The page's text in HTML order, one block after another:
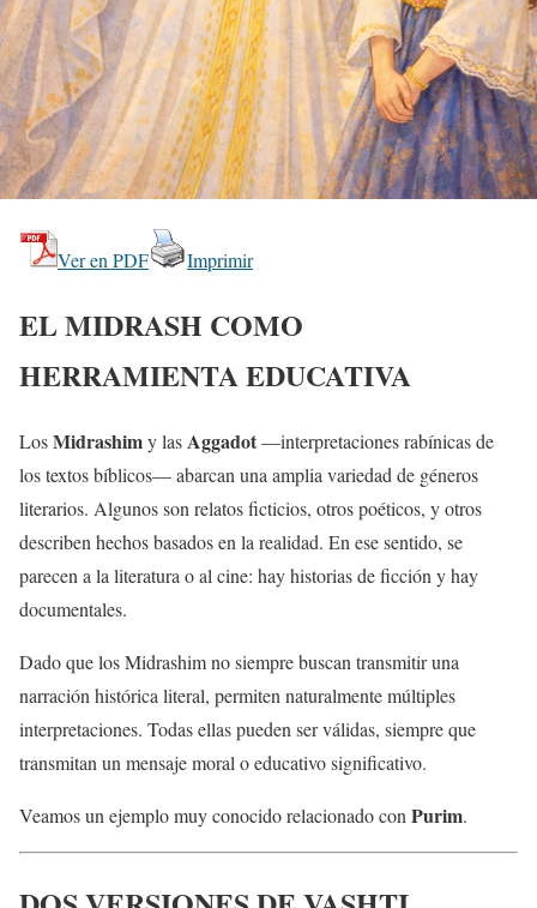
Ver en PDF Imprimir
EL MIDRASH COMO
HERRAMIENTA EDUCATIVA
LosMidrashimy lasAggadot—interpretaciones rabínicas de
los textos bíblicos— abarcan una amplia variedad de géneros
literarios. Algunos son relatos ficticios, otros poéticos, y otros
describen hechos basados en la realidad. En ese sentido, se
parecen a la literatura o al cine: hay historias de ficción y hay
documentales.
Dado que los Midrashim no siempre buscan transmitir una
narración histórica literal, permiten naturalmente múltiples
interpretaciones. Todas ellas pueden ser válidas, siempre que
transmitan un mensaje moral o educativo significativo.
Veamos un ejemplo muy conocido relacionado conPurim.